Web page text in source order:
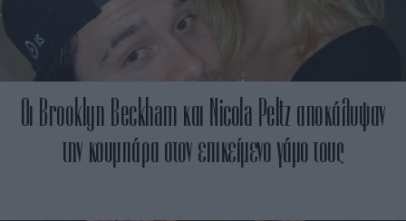
Οι Brooklyn Beckham και Nicola Peltz αποκάλυψαν
την κουμπάρα στον επικείμενο γάμο τους